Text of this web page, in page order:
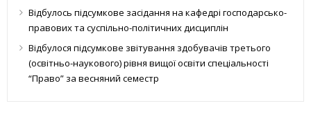
Відбулось підсумкове засідання на кафедрі господарсько-
правових та суспільно-політичних дисциплін
Відбулося підсумкове звітування здобувачів третього
(освітньо-наукового) рівня вищої освіти спеціальності
“Право” за весняний семестр